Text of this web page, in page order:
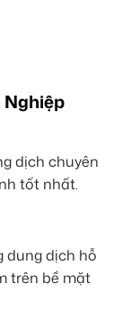
Nghiệp
dịch chuyên
tốt nhất.
dung dịch hỗ
trên bề mặt